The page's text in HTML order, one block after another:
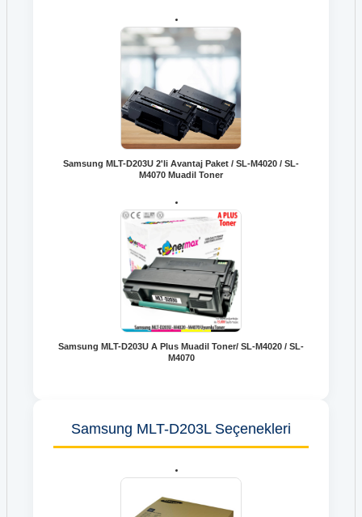
Samsung MLT-D203U 2'li Avantaj Paket / SL-M4020 / SL-
M4070 Muadil Toner
Samsung MLT-D203U A Plus Muadil Toner/ SL-M4020 / SL-
M4070
Samsung MLT-D203L Seçenekleri